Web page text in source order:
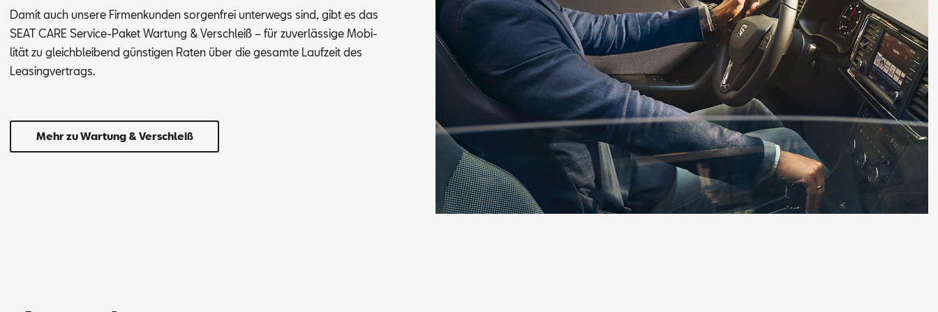
Da­mit auch un­se­re Fir­men­kun­den sor­gen­frei un­ter­wegs sind, gibt es das
SEAT CARE Ser­vice-Pa­ket War­tung & Ver­schleiß – für zu­ver­läs­si­ge Mo­bi­
li­tät zu gleich­blei­bend güns­ti­gen Ra­ten über die ge­sam­te Lauf­zeit des
Lea­sing­ver­trags.
Mehr zu Wartung & Verschleiß